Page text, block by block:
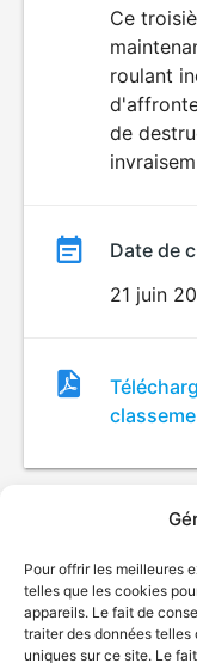
Pour offrir les meilleures
telles que les cookies
appareils. Le fait de
traiter des données telles
uniques sur ce site. Le
Ce
roulant
de
Date de
21 juin
Fichier
de